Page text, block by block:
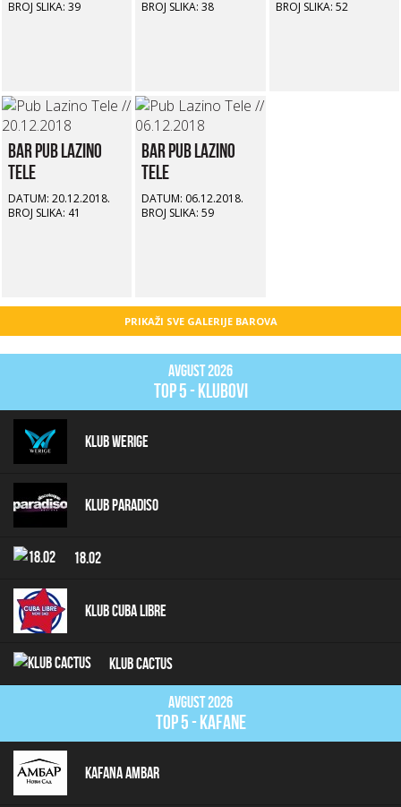
BROJ SLIKA: 39 BROJ SLIKA: 38 BROJ SLIKA: 52
Bar Pub Lazino
Tele
DATUM: 20.12.2018.
BROJ SLIKA: 41
Bar Pub Lazino
Tele
DATUM: 06.12.2018.
BROJ SLIKA: 59
PRIKAŽI SVE GALERIJE BAROVA
Avgust 2026
top 5 - klubovi
Klub Werige
Klub Paradiso
18.02
Klub Cuba Libre
Klub Cactus
Avgust 2026
top 5 - kafane
Kafana Ambar